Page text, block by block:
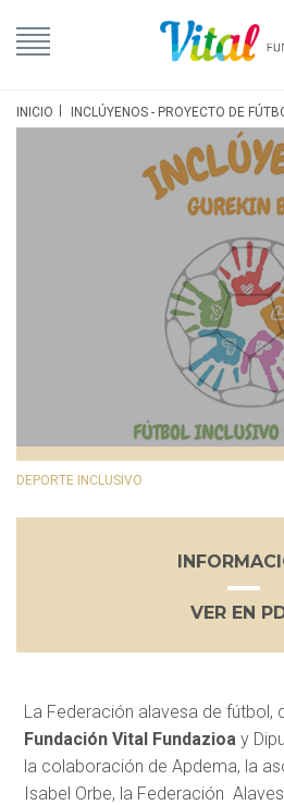
INICIO INCLÚYENOS - PROYECTO DE
DEPORTE INCLUSIVO
VER EN
La Federación alavesa de fútbol,
Fundación Vital Fundazioa y
la colaboración de Apdema, la
Isabel Orbe, la Federación